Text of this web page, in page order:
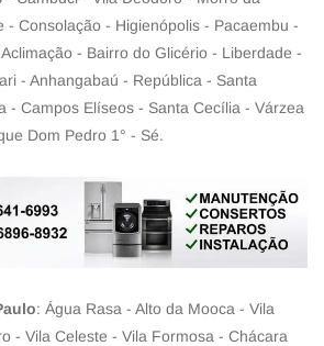
- Consolação - Higienópolis - Pacaembu -
- Bairro do Glicério - Liberdade -
- Anhangabaú - República - Santa
- Campos Elíseos - Santa Cecília - Várzea
Dom Pedro 1° - Sé.
: Água Rasa - Alto da Mooca - Vila
- Vila Celeste - Vila Formosa - Chácara